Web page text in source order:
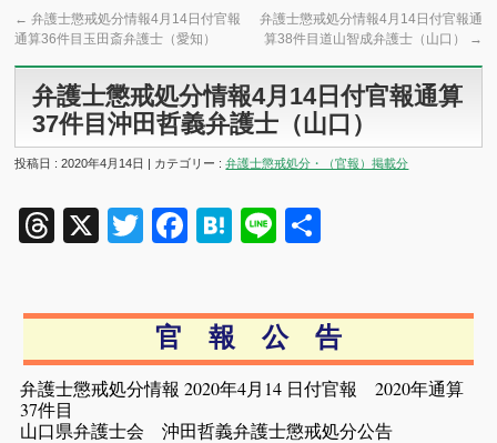
← 弁護士懲戒処分情報4月14日付官報
通算36件目玉田斎弁護士（愛知）
弁護士懲戒処分情報4月14日付官報通
算38件目道山智成弁護士（山口）
→
弁護士懲戒処分情報4月14日付官報通算
37件目沖田哲義弁護士（山口）
投稿日 : 2020年4月14日 | カテゴリー :弁護士懲戒処分・（官報）掲載分
Threads
X TwitterFacebook
Hatena
Line
官 報 公 告
弁護士懲戒処分情報 2020年4月14 日付官報 2020年通算
37件目
山口県弁護士会 沖田哲義弁護士懲戒処分公告